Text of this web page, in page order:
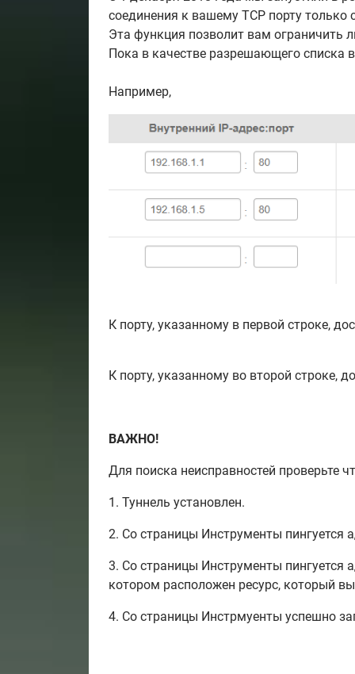
соединения к вашему TCP порту только
Эта функция позволит вам ограничить
Пока в качестве разрешающего списка
Например,
К порту, указанному в первой строке,
К порту, указанному во второй строке,
ВАЖНО!
Для поиска неисправностей проверьте
1. Туннель установлен.
2. Со страницы Инструменты пингуется
3. Со страницы Инструменты пингуется
котором расположен ресурс, который
4. Со страницы Инстрмуенты успешно